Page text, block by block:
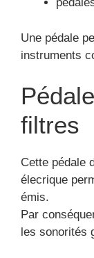
Une pédale
instruments
filtres
Cette pédale
élecrique
émis.
Par
les sonorités